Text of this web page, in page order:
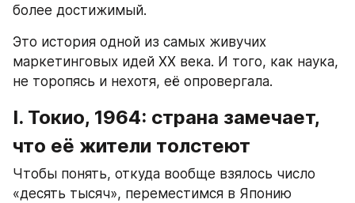
более достижимый.
Это история одной из самых живучих
маркетинговых идей XX века. И того, как наука,
не торопясь и нехотя, её опровергала.
I. Токио, 1964: страна замечает,
что её жители толстеют
Чтобы понять, откуда вообще взялось число
«десять тысяч», переместимся в Японию